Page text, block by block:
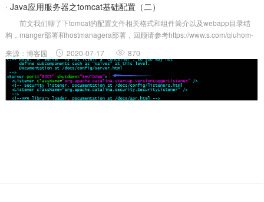
· Java应用服务器之tomcat基础配置（二）
前文我们聊了下tomcat的配置文件相关格式和组件简介以及webapp目录结
构，manger部署和hostmanagera部署，回顾请参考https://www.s.com/qiuhom-
性； ....
来源：博客园 2020-07-17 870